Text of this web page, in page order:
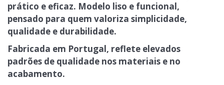
prático e eficaz. Modelo liso e funcional,
pensado para quem valoriza simplicidade,
qualidade e durabilidade.
Fabricada em Portugal, reflete elevados
padrões de qualidade nos materiais e no
acabamento.